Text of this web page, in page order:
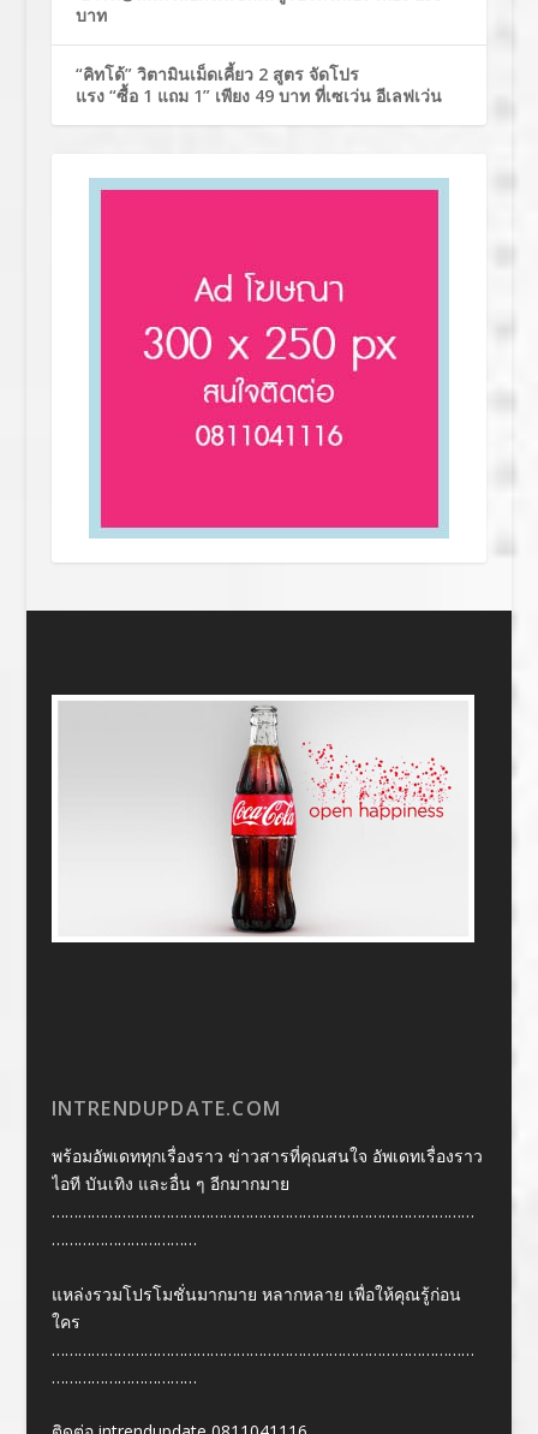
บาท
“คิทโด้” วิตามินเม็ดเคี้ยว 2 สูตร จัดโปร
แรง “ซื้อ 1 แถม 1” เพียง 49 บาท ที่เซเว่น อีเลฟเว่น
INTRENDUPDATE.COM
พร้อมอัพเดททุกเรื่องราว ข่าวสารที่คุณสนใจ อัพเดทเรื่องราว
ไอที บันเทิง และอื่น ๆ อีกมากมาย
……………………………………………………………………………………
……………………………
แหล่งรวมโปรโมชั่นมากมาย หลากหลาย เพื่อให้คุณรู้ก่อน
ใคร
……………………………………………………………………………………
……………………………